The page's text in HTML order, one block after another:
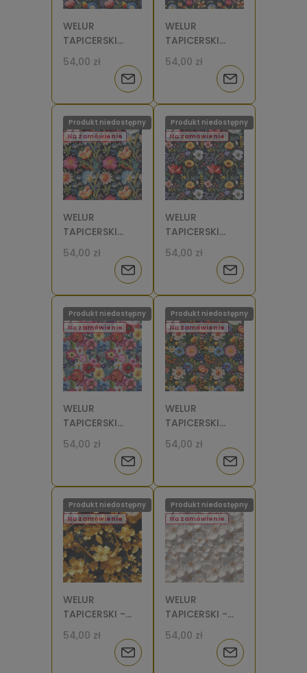
WELUR
TAPICERSKI
Łąka wzór
haftowany na
ciemnym tle 4
54,00 zł
Powiadom
o
dostępności
WELUR
TAPICERSKI
Łąka wzór
haftowany na
ciemnym tle 3
54,00 zł
Powiadom
o
dostępności
WELUR
TAPICERSKI
Łąka wzór
haftowany na
ciemnym tle 2
54,00 zł
Na zamówienie
Produkt niedostępny
Powiadom
o
dostępności
WELUR
TAPICERSKI
Łąka wzór
haftowany
54,00 zł
Na zamówienie
Produkt niedostępny
Powiadom
o
dostępności
WELUR
TAPICERSKI
Łąka wzór
haftowany
54,00 zł
Na zamówienie
Produkt niedostępny
Powiadom
o
dostępności
WELUR
TAPICERSKI
Łąka wzór
haftowany 2
54,00 zł
Na zamówienie
Produkt niedostępny
Powiadom
o
dostępności
WELUR
TAPICERSKI -
Złote kwiaty 3D
[6]
54,00 zł
Na zamówienie
Produkt niedostępny
Powiadom
WELUR
TAPICERSKI -
Porcelanowe
kwiaty wiśni [6]
54,00 zł
Na zamówienie
Produkt niedostępny
Powiadom